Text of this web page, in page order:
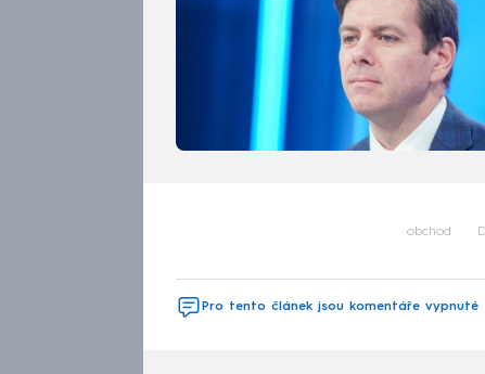
obchod
Pro tento článek jsou komentáře vypnuté